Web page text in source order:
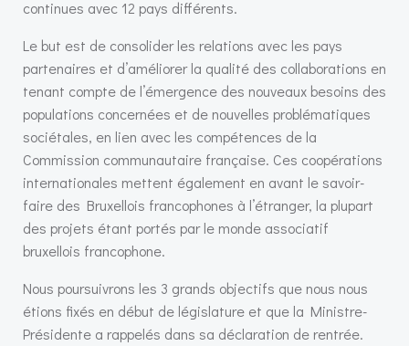
continues avec 12 pays différents.
Le but est de consolider les relations avec les pays
partenaires et d’améliorer la qualité des collaborations en
tenant compte de l’émergence des nouveaux besoins des
populations concernées et de nouvelles problématiques
sociétales, en lien avec les compétences de la
Commission communautaire française. Ces coopérations
internationales mettent également en avant le savoir-
faire des Bruxellois francophones à l’étranger, la plupart
des projets étant portés par le monde associatif
bruxellois francophone.
Nous poursuivrons les 3 grands objectifs que nous nous
étions fixés en début de législature et que la Ministre-
Présidente a rappelés dans sa déclaration de rentrée.